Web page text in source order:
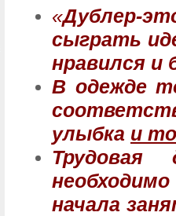
«Дублер-
сыграть
нравился и
В одежде
улыбка и
Трудовая
начала